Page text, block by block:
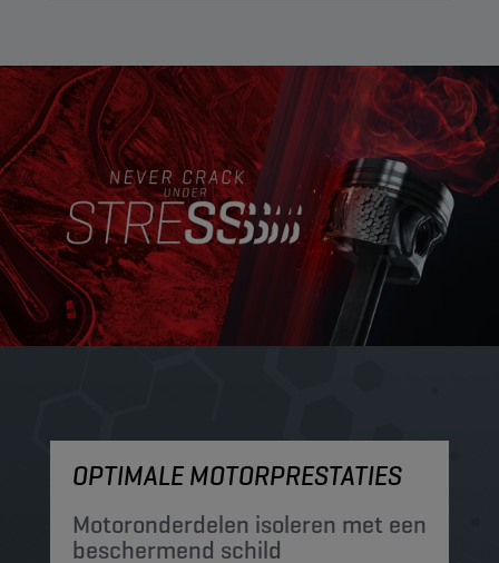
OPTIMALE MOTORPRESTATIES
Motoronderdelen isoleren met een
beschermend schild